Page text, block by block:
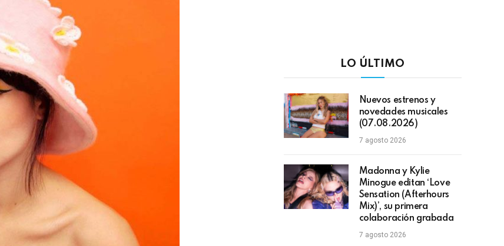
LO ÚLTIMO
Nuevos estrenos y
novedades musicales
(07.08.2026)
7 agosto 2026
Madonna y Kylie
Minogue editan ‘Love
Sensation (Afterhours
Mix)’, su primera
colaboración grabada
7 agosto 2026